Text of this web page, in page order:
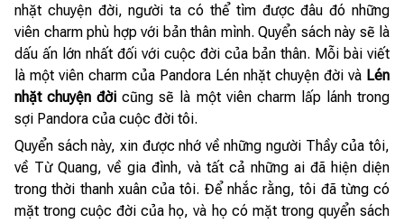
nhặt chuyện đời, người ta có thể tìm được đâu đó những
viên charm phù hợp với bản thân mình. Quyển sách này sẽ là
dấu ấn lớn nhất đối với cuộc đời của bản thân. Mỗi bài viết
là một viên charm của Pandora Lén nhặt chuyện đời và Lén
nhặt chuyện đời cũng sẽ là một viên charm lấp lánh trong
sợi Pandora của cuộc đời tôi.
Quyển sách này, xin được nhớ về những người Thầy của tôi,
về Từ Quang, về gia đình, và tất cả những ai đã hiện diện
trong thời thanh xuân của tôi. Để nhắc rằng, tôi đã từng có
mặt trong cuộc đời của họ, và họ có mặt trong quyển sách